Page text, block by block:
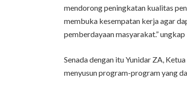
mendorong peningkatan kualitas
membuka kesempatan kerja agar
pemberdayaan masyarakat.”
Senada dengan itu Yunidar ZA,
menyusun program-program yang